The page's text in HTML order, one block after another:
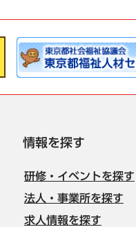
情報を探す
研修・イベントを探す
法人・事業所を探す
求人情報を探す